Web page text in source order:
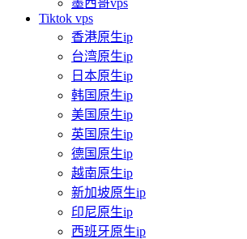
Tiktok vps
香港原生ip
台湾原生ip
日本原生ip
韩国原生ip
美国原生ip
英国原生ip
德国原生ip
越南原生ip
新加坡原生ip
印尼原生ip
西班牙原生ip